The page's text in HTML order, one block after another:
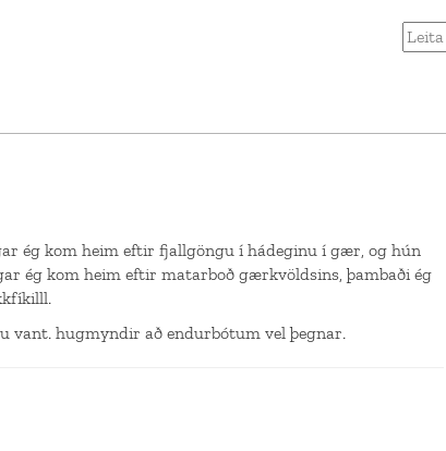
ég kom heim eftir fjallgöngu í hádeginu í gær, og hún
ég kom heim eftir matarboð gærkvöldsins, þambaði ég
vant. hugmyndir að endurbótum vel þegnar.